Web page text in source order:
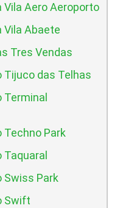
Vila Aero Aeroporto
Vila Abaete
Tres Vendas
Tijuco das Telhas
Techno Park
Swiss Park
Swift